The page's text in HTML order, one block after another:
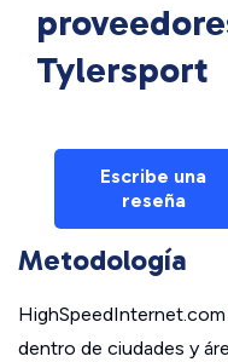
Tylersport
Escribe una
reseña
Metodología
dentro de ciudades y